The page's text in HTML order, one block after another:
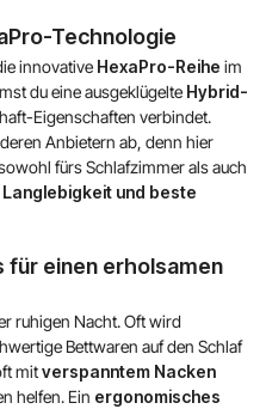
Technologie
innovative HexaPro-Reihe im
du eine ausgeklügelte Hybrid-
Eigenschaften verbindet.
Anbietern ab, denn hier
fürs Schlafzimmer als auch
Langlebigkeit und beste
für einen erholsamen
ruhigen Nacht. Oft wird
Bettwaren auf den Schlaf
mitverspanntem Nacken
helfen. Ein ergonomisches